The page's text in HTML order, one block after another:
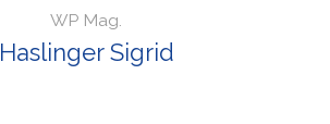
WP Mag.
Haslinger Sigrid